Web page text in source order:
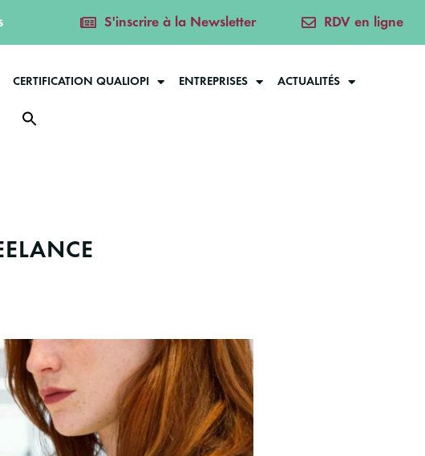
S'inscrire à la Newsletter RDV en ligne
CERTIFICATION QUALIOPI ENTREPRISES ACTUALITÉS